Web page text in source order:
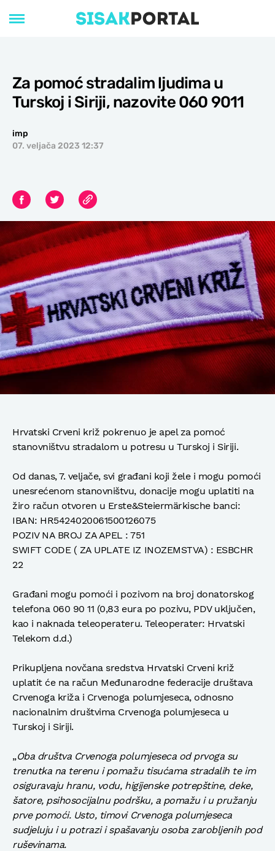
Za pomoć stradalim ljudima u
Turskoj i Siriji, nazovite 060 9011
imp
07. veljača 2023 12:37
Hrvatski Crveni križ pokrenuo je apel za pomoć
stanovništvu stradalom u potresu u Turskoj i Siriji.
Od danas, 7. veljače, svi građani koji žele i mogu pomoći
unesrećenom stanovništvu, donacije mogu uplatiti na
žiro račun otvoren u Erste&Steiermärkische banci:
IBAN: HR5424020061500126075
POZIV NA BROJ ZA APEL : 751
SWIFT CODE ( ZA UPLATE IZ INOZEMSTVA) : ESBCHR
22
Građani mogu pomoći i pozivom na broj donatorskog
telefona 060 90 11 (0,83 eura po pozivu, PDV uključen,
kao i naknada teleoperateru. Teleoperater: Hrvatski
Telekom d.d.)
Prikupljena novčana sredstva Hrvatski Crveni križ
uplatit će na račun Međunarodne federacije društava
Crvenoga križa i Crvenoga polumjeseca, odnosno
nacionalnim društvima Crvenoga polumjeseca u
Turskoj i Siriji.
„Oba društva Crvenoga polumjeseca od prvoga su
trenutka na terenu i pomažu tisućama stradalih te im
osiguravaju hranu, vodu, higijenske potrepštine, deke,
šatore, psihosocijalnu podršku, a pomažu i u pružanju
prve pomoći. Usto, timovi Crvenoga polumjeseca
sudjeluju i u potrazi i spašavanju osoba zarobljenih pod
ruševinama.